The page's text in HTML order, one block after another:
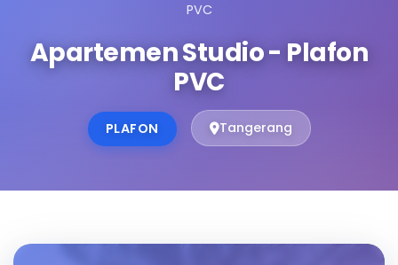
PVC
Apartemen Studio - Plafon
PVC
PLAFON Tangerang